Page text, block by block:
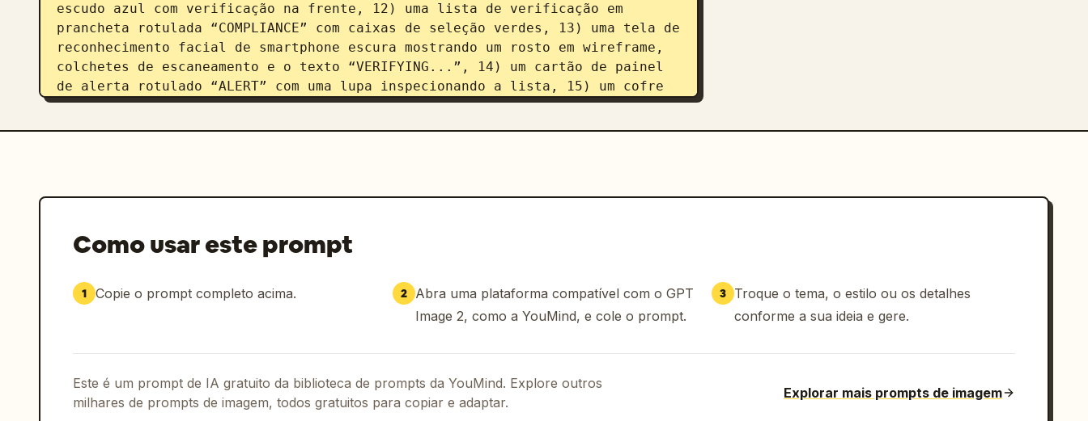
escudo azul com verificação na frente, 12) uma lista de verificação em
prancheta rotulada “COMPLIANCE” com caixas de seleção verdes, 13) uma tela de
reconhecimento facial de smartphone escura mostrando um rosto em wireframe,
colchetes de escaneamento e o texto “VERIFYING...”, 14) um cartão de painel
de alerta rotulado “ALERT” com uma lupa inspecionando a lista, 15) um cofre
cinza com disco de combinação redondo ao lado de um documento de política
mínimo e legível apenas onde especificado. Personalização de tema:
personalização de fundo: light gray
Como usar este prompt
1 Copie o prompt completo acima. 2 Abra uma plataforma compatível com o GPT
Image 2, como a YouMind, e cole o prompt.
3
Troque o tema, o estilo ou os detalhes
conforme a sua ideia e gere.
Este é um prompt de IA gratuito da biblioteca de prompts da YouMind. Explore outros
milhares de prompts de imagem, todos gratuitos para copiar e adaptar.
Explorar mais prompts de imagem